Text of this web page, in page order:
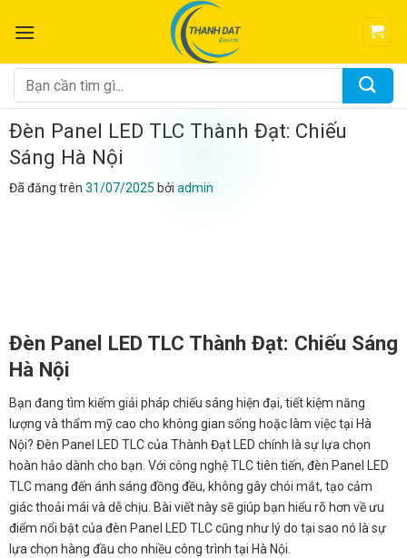
đến
dung
Tìm
kiếm:
Đèn Panel LED TLC Thành Đạt: Chiếu
Sáng Hà Nội
Đã đăng trên 31/07/2025 bởi admin
Đèn Panel LED TLC Thành Đạt: Chiếu Sáng
Hà Nội
Bạn đang tìm kiếm giải pháp chiếu sáng hiện đại, tiết kiệm năng
lượng và thẩm mỹ cao cho không gian sống hoặc làm việc tại Hà
Nội? Đèn Panel LED TLC của Thành Đạt LED chính là sự lựa chọn
hoàn hảo dành cho bạn. Với công nghệ TLC tiên tiến, đèn Panel LED
TLC mang đến ánh sáng đồng đều, không gây chói mắt, tạo cảm
giác thoải mái và dễ chịu. Bài viết này sẽ giúp bạn hiểu rõ hơn về ưu
điểm nổi bật của đèn Panel LED TLC cũng như lý do tại sao nó là sự
lựa chọn hàng đầu cho nhiều công trình tại Hà Nội.